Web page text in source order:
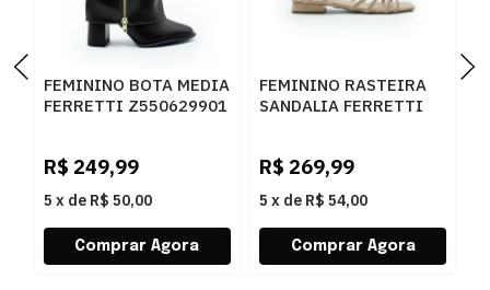
FEMININO BOTA MEDIA
FERRETTI Z550629901
R$ 249,99
5 x de R$ 50,00
FEMININO RASTEIRA
SANDALIA FERRETTI
R$ 269,99
5 x de R$ 54,00